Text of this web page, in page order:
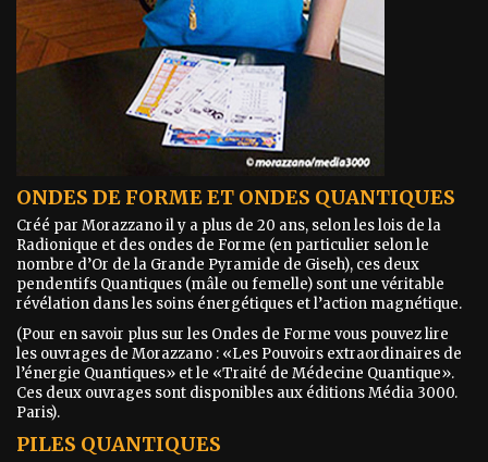
ONDES DE FORME ET ONDES QUANTIQUES
Créé par Morazzano il y a plus de 20 ans, selon les lois de la
Radionique et des ondes de Forme (en particulier selon le
nombre d’Or de la Grande Pyramide de Giseh), ces deux
pendentifs Quantiques (mâle ou femelle) sont une véritable
révélation dans les soins énergétiques et l’action magnétique.
(Pour en savoir plus sur les Ondes de Forme vous pouvez lire
les ouvrages de Morazzano : «Les Pouvoirs extraordinaires de
l’énergie Quantiques» et le «Traité de Médecine Quantique».
Ces deux ouvrages sont disponibles aux éditions Média 3000.
Paris).
PILES QUANTIQUES